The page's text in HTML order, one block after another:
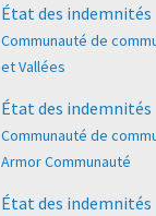
État des indemnités
Communauté de
et Vallées
État des indemnités
Communauté de
Armor Communauté
État des indemnités